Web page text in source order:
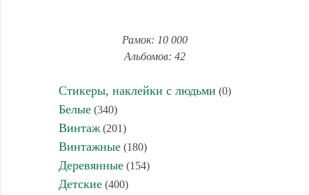
Рамок: 10 000
Альбомов: 42
Стикеры, наклейки с людьми (0)
Белые(340)
Винтаж(201)
Винтажные(180)
Деревянные(154)
Детские(400)